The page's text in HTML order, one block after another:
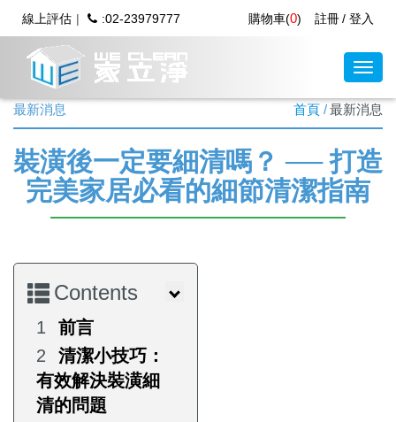
線上評估 :02-23979777 註冊 登入
購物車(0)
最新消息 首頁 最新消息
裝潢後一定要細清嗎？ ── 打造
完美家居必看的細節清潔指南
Contents
前言
清潔小技巧：
有效解決裝潢細
清的問題